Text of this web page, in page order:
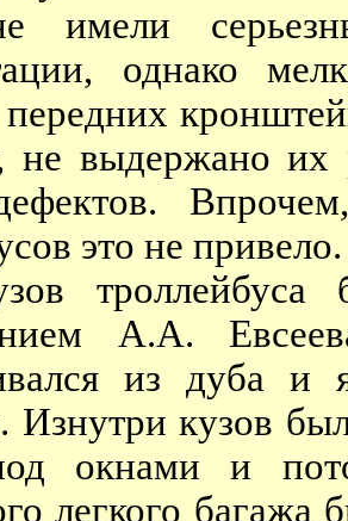
имели
однако
не выдержано
это не привело.
А.А.
из дуба
Изнутри кузов
окнами и
легкого багажа